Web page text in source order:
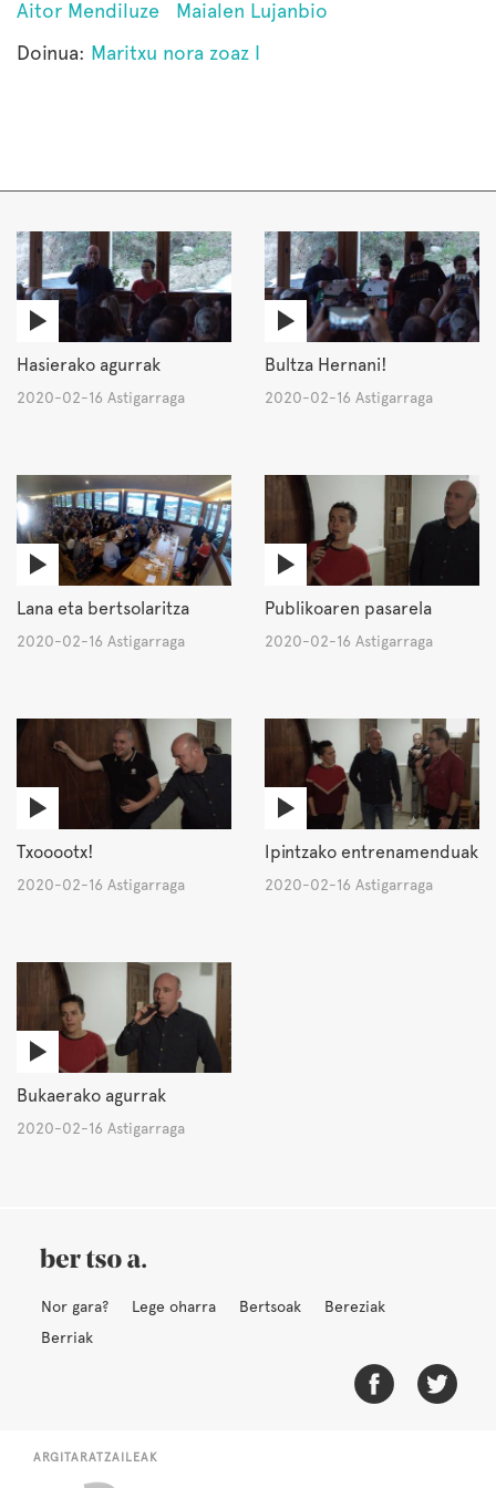
Aitor Mendiluze
Maialen Lujanbio
Doinua: Maritxu nora zoaz I
Hasierako agurrak
2020-02-16 Astigarraga
Bultza Hernani!
2020-02-16 Astigarraga
Lana eta bertsolaritza
2020-02-16 Astigarraga
Publikoaren pasarela
2020-02-16 Astigarraga
Txooootx!
2020-02-16 Astigarraga
Ipintzako entrenamenduak
2020-02-16 Astigarraga
Bukaerako agurrak
2020-02-16 Astigarraga
Nor gara? Lege oharra Bertsoak
Bereziak
Berriak
ARGITARATZAILEAK